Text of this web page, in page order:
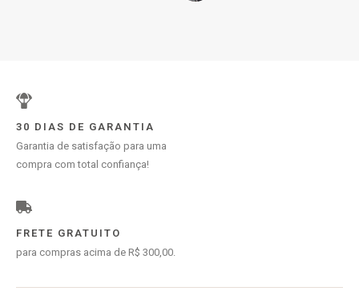
30 DIAS DE GARANTIA
Garantia de satisfação para uma
compra com total confiança!
FRETE GRATUITO
para compras acima de R$ 300,00.